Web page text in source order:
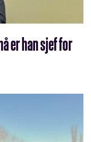
er han sjef for